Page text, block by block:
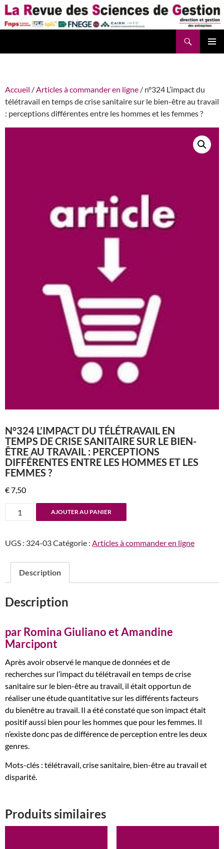
Aller
au
contenu
Accueil /Articles à commander en ligne / n°324 L’impact du
télétravail en temps de crise sanitaire sur le bien-être au travail
: perceptions différentes entre les hommes et les femmes ?
N°324 L’IMPACT DU TÉLÉTRAVAIL EN
TEMPS DE CRISE SANITAIRE SUR LE BIEN-
ÊTRE AU TRAVAIL : PERCEPTIONS
DIFFÉRENTES ENTRE LES HOMMES ET LES
FEMMES ?
€7,50
quantité
de
L’impact
télétravail
en
de
sanitaire
sur
bien-
être
au
travail
:
perceptions
différentes
entre
les
hommes
femmes
?
AJOUTER AU PANIER
UGS : 324-03Catégorie : Articles à commander en ligne
Description
Description
par Romina Giuliano et Amandine
Marcipont
Après avoir observé le manque de données et de
recherches sur l’impact du télétravail en temps de crise
sanitaire sur le bien-être au travail, il était opportun de
réaliser une étude quantitative sur les différents facteurs
du bienêtre au travail. Il a été constaté que son impact était
positif aussi bien pour les hommes que pour les femmes. Il
n’existe donc pas de différence de perception entre les deux
genres.
Mots-clés : télétravail, crise sanitaire, bien-être au travail et
disparité.
Produits similaires